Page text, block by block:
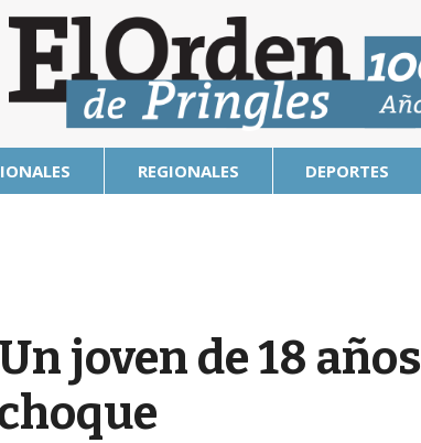
REGIONALES DEPORTES
joven de 18 años